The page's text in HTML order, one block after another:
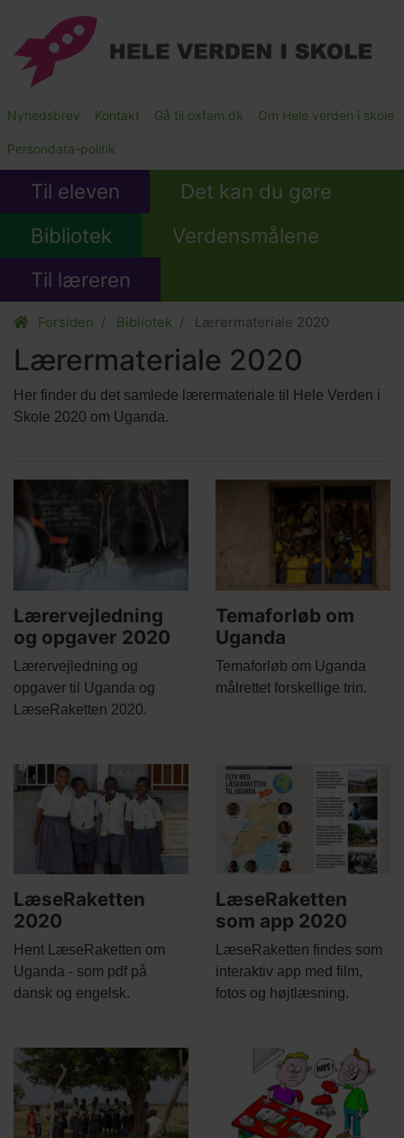
hovedindhold
Main
Submenu
Nyhedsbrev Kontakt Gå til oxfam.dk Om Hele verden i skole
Persondata-politik
Til eleven
Det kan du gøre
Bibliotek
Verdensmålene
Til læreren
Forsiden Bibliotek Lærermateriale 2020
Lærermateriale 2020
Body
Her finder du det samlede lærermateriale til Hele Verden i
Skole 2020 om Uganda.
content
picture
Lærervejledning
og opgaver 2020
Body
Lærervejledning og
opgaver til Uganda og
LæseRaketten 2020.
Temaforløb om
Uganda
Body
Temaforløb om Uganda
målrettet forskellige trin.
Main
picture
LæseRaketten
2020
Body
Hent LæseRaketten om
Uganda - som pdf på
dansk og engelsk.
Main
picture
LæseRaketten
som app 2020
Body
LæseRaketten findes som
interaktiv app med film,
fotos og højtlæsning.
Main
picture
picture